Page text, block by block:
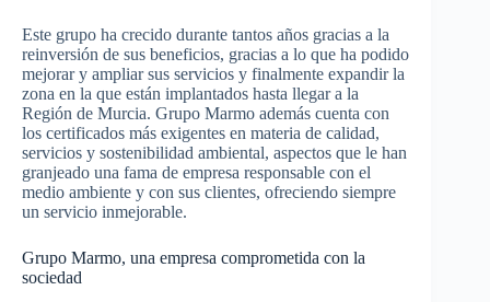
Este grupo ha crecido durante tantos años gracias a la
reinversión de sus beneficios, gracias a lo que ha podido
mejorar y ampliar sus servicios y finalmente expandir la
zona en la que están implantados hasta llegar a la
Región de Murcia. Grupo Marmo además cuenta con
los certificados más exigentes en materia de calidad,
servicios y sostenibilidad ambiental, aspectos que le han
granjeado una fama de empresa responsable con el
medio ambiente y con sus clientes, ofreciendo siempre
un servicio inmejorable.
Grupo Marmo, una empresa comprometida con la
sociedad